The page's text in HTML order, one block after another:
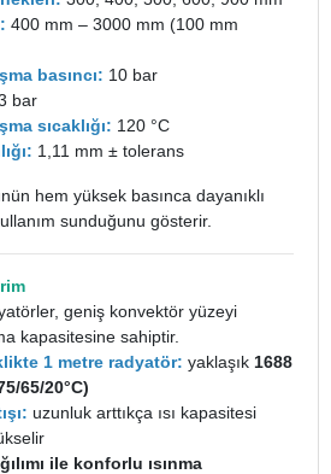
400 mm – 3000 mm (100 mm
basıncı: 10 bar
bar
sıcaklığı: 120 °C
1,11 mm ± tolerans
hem yüksek basınca dayanıklı
sunduğunu gösterir.
geniş konvektör yüzeyi
kapasitesine sahiptir.
1 metre radyatör: yaklaşık 1688
65/20°C)
uzunluk arttıkça ısı kapasitesi
ile konforlu ısınma